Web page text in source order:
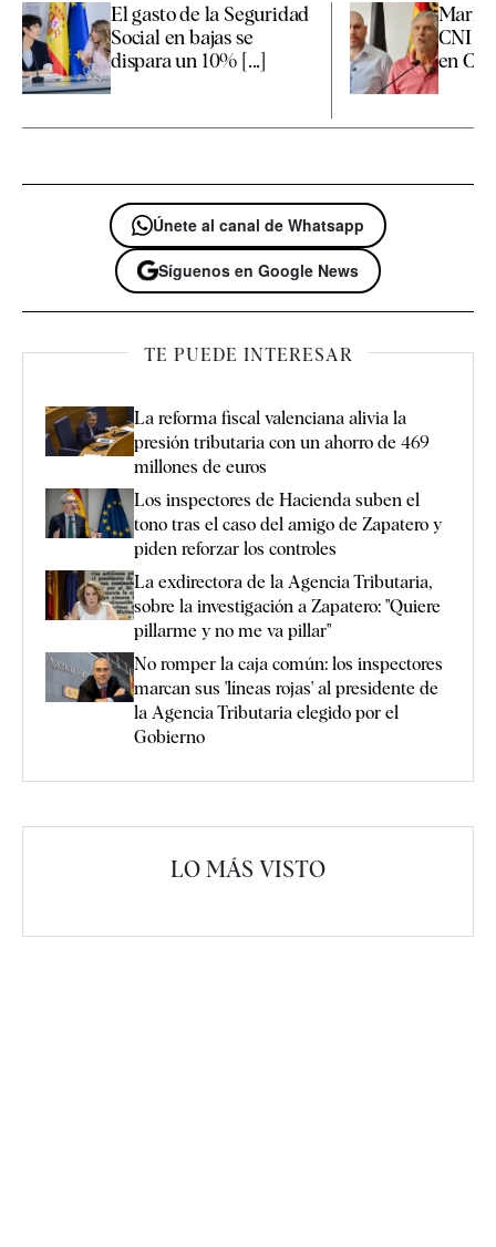
El gasto de la Seguridad
Social en bajas se
dispara un 10% [...]
CNI
en
Únete al canal de Whatsapp
Síguenos en Google News
TE PUEDE INTERESAR
La reforma fiscal valenciana alivia la
presión tributaria con un ahorro de 469
millones de euros
Los inspectores de Hacienda suben el
tono tras el caso del amigo de Zapatero y
piden reforzar los controles
La exdirectora de la Agencia Tributaria,
sobre la investigación a Zapatero: "Quiere
pillarme y no me va pillar"
No romper la caja común: los inspectores
marcan sus 'líneas rojas' al presidente de
la Agencia Tributaria elegido por el
Gobierno
LO MÁS VISTO